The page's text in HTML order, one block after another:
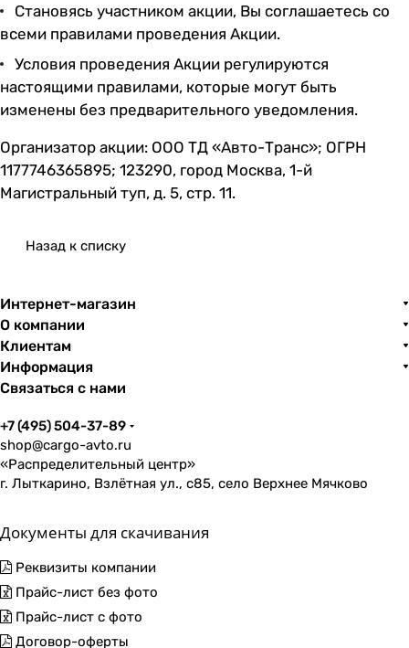
Становясь участником акции, Вы соглашаетесь со
всеми правилами проведения Акции.
Условия проведения Акции регулируются
настоящими правилами, которые могут быть
изменены без предварительного уведомления.
Организатор акции: ООО ТД «Авто-Транс»; ОГРН
1177746365895; 123290, город Москва, 1-й
Магистральный туп, д. 5, стр. 11.
Назад к списку
Интернет-магазин
О компании
Клиентам
Информация
Связаться с нами
+7 (495) 504-37-89
shop@cargo-avto.ru
«Распределительный центр»
г. Лыткарино, Взлётная ул., с85, село Верхнее Мячково
Документы для скачивания
Реквизиты компании
Прайс-лист без фото
Прайс-лист с фото
Договор-оферты